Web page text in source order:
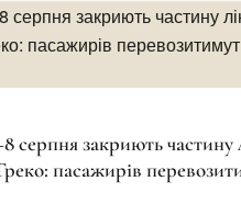
серпня закриють частину
пасажирів